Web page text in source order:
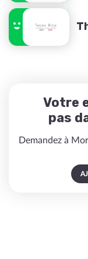
Votre
pas
Demandez à